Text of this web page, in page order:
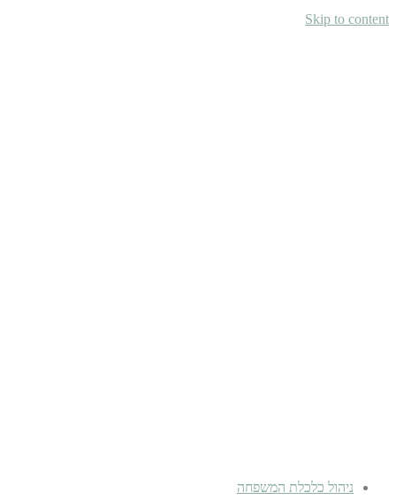
Skip to content
ניהול כלכלת המשפחה